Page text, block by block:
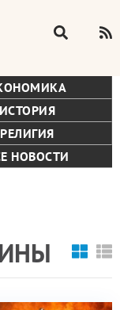
ИСТОРИЯ
РЕЛИГИЯ
НОВОСТИ